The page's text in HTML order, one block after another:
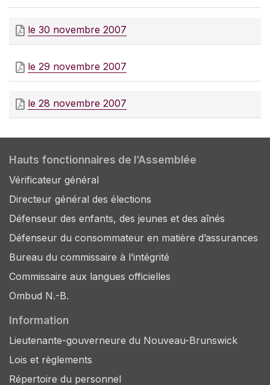
le 30 novembre 2007
le 29 novembre 2007
le 28 novembre 2007
Hauts fonctionnaires de l’Assemblée
Vérificateur général
Directeur général des élections
Défenseur des enfants, des jeunes et des aînés
Défenseur du consommateur en matière d’assurances
Bureau du commissaire à l’intégrité
Commissaire aux langues officielles
Ombud N.-B.
Information
Lieutenante-gouverneure du Nouveau-Brunswick
Lois et règlements
Répertoire du personnel